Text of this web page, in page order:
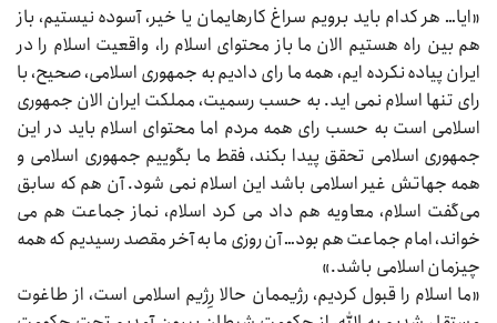
«ایا… هر کدام باید برویم سراغ کارهایمان یا خیر، آسوده نیستیم، باز
هم بین راه هستیم الان ما باز محتوای اسلام را، واقعیت اسلام را در
ایران پیاده نکرده‌‌‌ ایم، همه ما رای دادیم به جمهوری اسلامی، صحیح، با
رای تنها اسلام نمی‌‌‌ اید. به حسب رسمیت، مملکت ایران الان جمهوری
اسلامی است به حسب رای همه مردم اما محتوای اسلام باید در این
جمهوری اسلامی تحقق پیدا بکند، فقط ما بگوییم جمهوری اسلامی و
همه جهاتش غیر اسلامی باشد این اسلام نمی‌‌‌ شود. آن هم که سابق
می‌گفت اسلام، معاویه هم داد می‌‌‌ کرد اسلام، نماز جماعت هم می‌‌‌
خواند، امام جماعت هم بود… آن روزی ما به آخر مقصد رسیدیم که همه
چیزمان اسلامی ‌‌ باشد.»
«ما اسلام را قبول کردیم، رژیممان حالا رِژیم اسلامی است، از طاغوت